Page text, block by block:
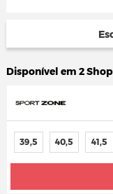
Disponível em 2
39,5 40,5 41,5